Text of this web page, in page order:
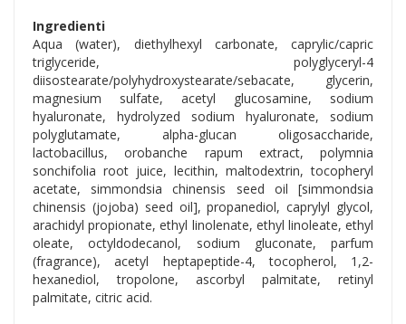
Ingredienti
Aqua (water), diethylhexyl carbonate, caprylic/capric
triglyceride, polyglyceryl-4
diisostearate/polyhydroxystearate/sebacate, glycerin,
magnesium sulfate, acetyl glucosamine, sodium
hyaluronate, hydrolyzed sodium hyaluronate, sodium
polyglutamate, alpha-glucan oligosaccharide,
lactobacillus, orobanche rapum extract, polymnia
sonchifolia root juice, lecithin, maltodextrin, tocopheryl
acetate, simmondsia chinensis seed oil [simmondsia
chinensis (jojoba) seed oil], propanediol, caprylyl glycol,
arachidyl propionate, ethyl linolenate, ethyl linoleate, ethyl
oleate, octyldodecanol, sodium gluconate, parfum
(fragrance), acetyl heptapeptide-4, tocopherol, 1,2-
hexanediol, tropolone, ascorbyl palmitate, retinyl
palmitate, citric acid.